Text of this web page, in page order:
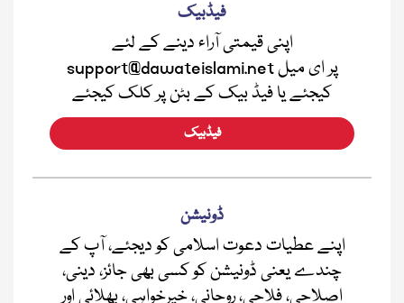
فیڈبیک
اپنی قیمتی آراء دینے کے لئے
support@dawateislami.net پر ای میل
کیجئے یا فیڈ بیک کے بٹن پر کلک کیجئے
فیڈبیک
ڈونیشن
اپنے عطیات دعوت اسلامی کو دیجئے، آپ کے
چندے یعنی ڈونیشن کو کسی بھی جائز، دینی،
اصلاحی، فلاحی، روحانی، خیرخواہی، بھلائی اور